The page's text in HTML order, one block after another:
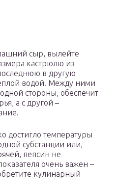
сыр, вылейте
кастрюлю из
в другую
водой. Между ними
одной стороны, обеспечит
а с другой –
достигло температуры
субстанции или,
пепсин не
очень важен –
кулинарный